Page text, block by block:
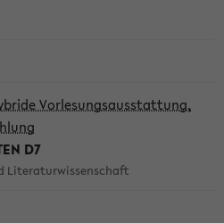
Vorlesungsausstattung,
D7
Literaturwissenschaft